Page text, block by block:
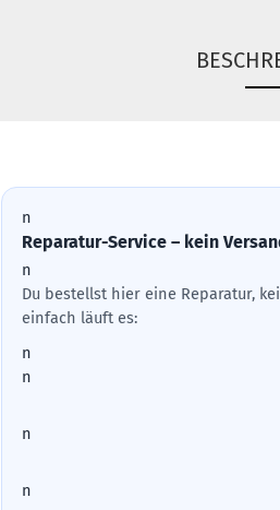
n
Reparatur-Service – kein
n
Du bestellst hier eine Reparatur,
einfach läuft es:
n
n
n
n